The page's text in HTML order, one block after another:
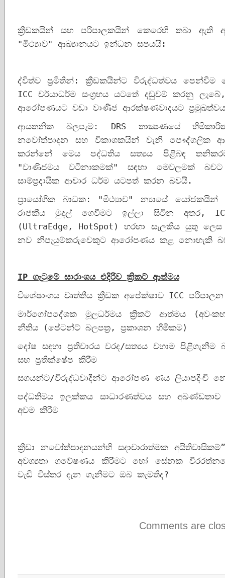
ක්‍රීඩකයින් සහ පරිපාලකයින් කෙරෙහි තබා ඇති
"මිථ්‍යාව" ආඛ්‍යානයට ඉන්ධන සපයයි:
ද්විත්ව ප්‍රමිතීන්: ක්‍රීඩකයින්ට විරුද්ධත්වය
ICC චර්යාධර්ම සංග්‍රහය යටතේ දඬුවම් කරනු
ආරෝපණයට වඩා වාණිජ ආරක්ෂණවාදයට
ආයතනික බලපෑම: DRS තාක්‍ෂණයේ
නවෝත්පාදන සහ විකාශකයින් වැනි පෞද්ගලික
කරන්නේ මෙය පද්ධතිය සත්‍යය පිළිබඳ තනිකරම
"වාණිජමය වටිනාකමක්" සඳහා මෙවලමක්
සාම්ප්‍රදායික ආචාර ධර්ම යටපත් කරන බවයි.
ප්‍රායෝගික බාධක: "මිථ්‍යාව" න්‍යායේ
රාජකීය මුදල් ගෙවීමට ඉල්ලා සිටින අතර,
(UltraEdge, HotSpot) හරහා සැලකිය යුතු
නව නිපැයුම්කරුවෙකුට ආරෝපණය කළ නොහැකි
IP ගැටුමේ සාරාංශය එදිරිව ක්‍රිකට් ආත්මය
විශේෂාංගය වෘත්තීය ක්‍රීඩක අපේක්ෂාව ICC
මාර්ගෝපදේශක මූලධර්මය ක්‍රිකට් ආත්මය
නීතිය (පේටන්ට් බලපත්‍ර, ප්‍රකාශන හිමිකම)
දෝෂ සඳහා ප්‍රතිචාරය වරද/සත්‍යය වහාම
සහ ප්‍රතික්ෂේප කිරීම
සගයන්ට/විරුද්ධවාදීන්ට ආරෝපණ ණය ලියාපදිංචි
පද්ධතිමය ඉලක්කය සාධාරණත්වය සහ අඛණ්ඩතාව
අවම කිරීම
ක්‍රීඩා නවෝත්පාදනයන්හි සදාචාරාත්මක
අවශ්‍යතා ගවේෂණය කිරීමට හෝ සේනක
වැඩි විස්තර දැන ගැනීමට ඔබ කැමතිද?
Comments are